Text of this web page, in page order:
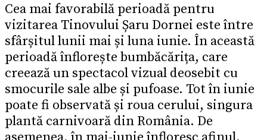
Cea mai favorabilă perioadă pentru
vizitarea Tinovului Șaru Dornei este între
sfârșitul lunii mai și luna iunie. În această
perioadă înflorește bumbăcărița, care
creează un spectacol vizual deosebit cu
smocurile sale albe și pufoase. Tot în iunie
poate fi observată și roua cerului, singura
plantă carnivoară din România. De